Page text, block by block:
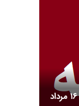
فال روزانه واقعی امروز جمعه ۱۶ مرداد